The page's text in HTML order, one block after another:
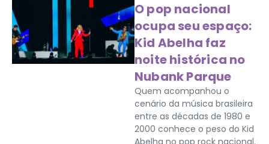
O pop nacional
ocupa seu espaço:
Kid Abelha faz
noite histórica no
Nubank Parque
Quem acompanhou o
cenário da música brasileira
entre as décadas de 1980 e
2000 conhece o peso do Kid
Abelha no pop rock nacional.